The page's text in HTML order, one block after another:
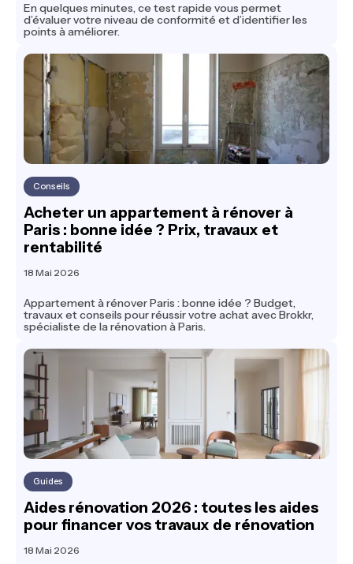
En quelques minutes, ce test rapide vous permet
d’évaluer votre niveau de conformité et d’identifier les
points à améliorer.
Conseils
Acheter un appartement à rénover à
Paris : bonne idée ? Prix, travaux et
rentabilité
18 Mai 2026
Appartement à rénover Paris : bonne idée ? Budget,
travaux et conseils pour réussir votre achat avec Brokkr,
spécialiste de la rénovation à Paris.
Guides
Aides rénovation 2026 : toutes les aides
pour financer vos travaux de rénovation
18 Mai 2026